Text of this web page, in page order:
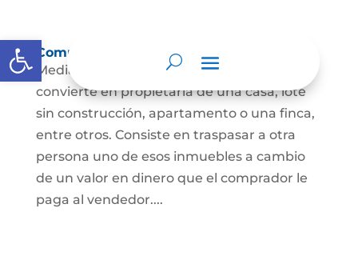
Abrir barra de herramientas
Compraventa de inmuebles
Mediante este contrato, una persona se
convierte en propietaria de una casa, lote
sin construcción, apartamento o una finca,
entre otros. Consiste en traspasar a otra
persona uno de esos inmuebles a cambio
de un valor en dinero que el comprador le
paga al vendedor....